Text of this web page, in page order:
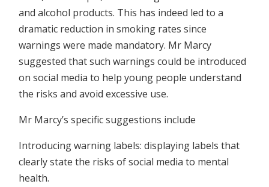
and alcohol products. This has indeed led to a
dramatic reduction in smoking rates since
warnings were made mandatory. Mr Marcy
suggested that such warnings could be introduced
on social media to help young people understand
the risks and avoid excessive use.
Mr Marcy’s specific suggestions include
Introducing warning labels: displaying labels that
clearly state the risks of social media to mental
health.